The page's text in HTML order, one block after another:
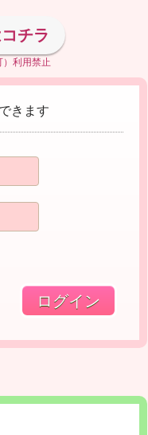
チラ
利用禁止
きます